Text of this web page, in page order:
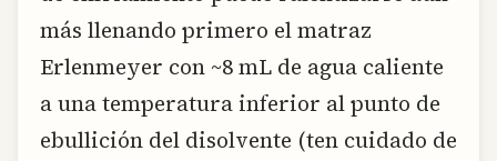
más llenando primero el matraz
Erlenmeyer con ~8 mL de agua caliente
a una temperatura inferior al punto de
ebullición del disolvente (ten cuidado de